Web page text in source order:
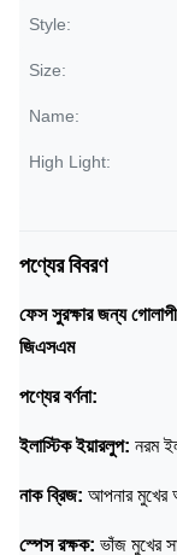
Style:
Size:
Name:
High Light:
পণ্যের বিবরণ
ফেস সুরক্ষার জন্য
জিএসএম
পণ্যের বর্ণনা:
ইলাস্টিক ইয়ারলুপ: নরম
নাক ব্রিজ: আপনার মুখের
স্পেস রক্ষক: ভাঁজ মুখের